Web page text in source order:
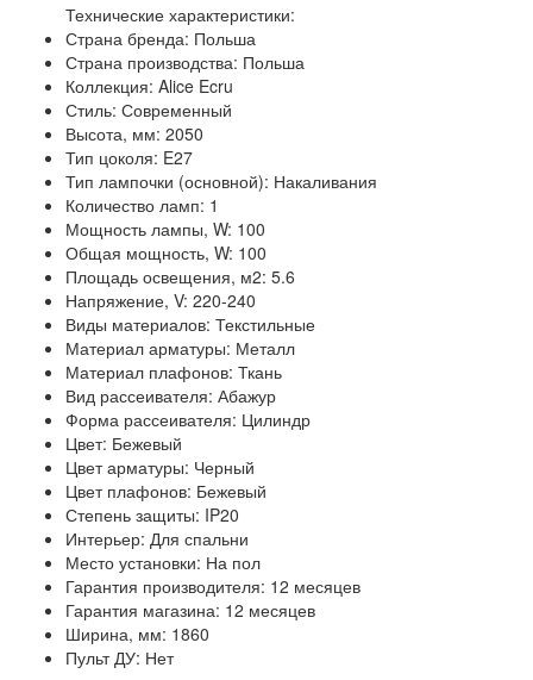
Технические характеристики:
Страна бренда: Польша
Страна производства: Польша
Коллекция: Alice Ecru
Стиль: Современный
Высота, мм: 2050
Тип цоколя: E27
Тип лампочки (основной): Накаливания
Количество ламп: 1
Мощность лампы, W: 100
Общая мощность, W: 100
Площадь освещения, м2: 5.6
Напряжение, V: 220-240
Виды материалов: Текстильные
Материал арматуры: Металл
Материал плафонов: Ткань
Вид рассеивателя: Абажур
Форма рассеивателя: Цилиндр
Цвет: Бежевый
Цвет арматуры: Черный
Цвет плафонов: Бежевый
Степень защиты: IP20
Интерьер: Для спальни
Место установки: На пол
Гарантия производителя: 12 месяцев
Гарантия магазина: 12 месяцев
Ширина, мм: 1860
Пульт ДУ: Нет